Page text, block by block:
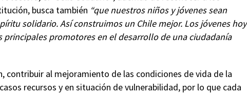
busca también “que nuestros niños y jóvenes sean
solidario. Así construimos un Chile mejor. Los jóvenes hoy
promotores en el desarrollo de una ciudadanía
al mejoramiento de las condiciones de vida de la
recursos y en situación de vulnerabilidad, por lo que cada